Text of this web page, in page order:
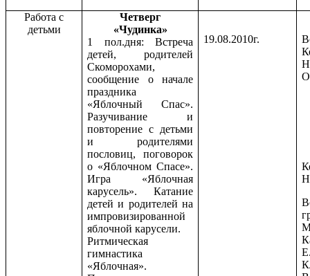
Работа с
детьми
Четверг
«Чудинка»
1 пол.дня: Встреча
детей, родителей
Скоморохами,
сообщение о начале
праздника
«Яблочный Спас».
Разучивание и
повторение с детьми
и родителями
пословиц, поговорок
о «Яблочном Спасе».
Игра «Яблочная
карусель». Катание
детей и родителей на
импровизированной
яблочной карусели.
Ритмическая
гимнастика
«Яблочная».
19.08.2010г.